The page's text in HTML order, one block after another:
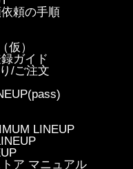
頼の手順
仮）
ガイド
/ご注文
LINEUP
ア マニュアル